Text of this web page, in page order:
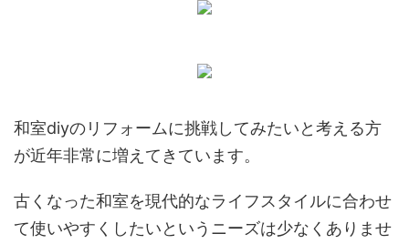
和室diyのリフォームに挑戦してみたいと考える方
が近年非常に増えてきています。
古くなった和室を現代的なライフスタイルに合わせ
て使いやすくしたいというニーズは少なくありませ